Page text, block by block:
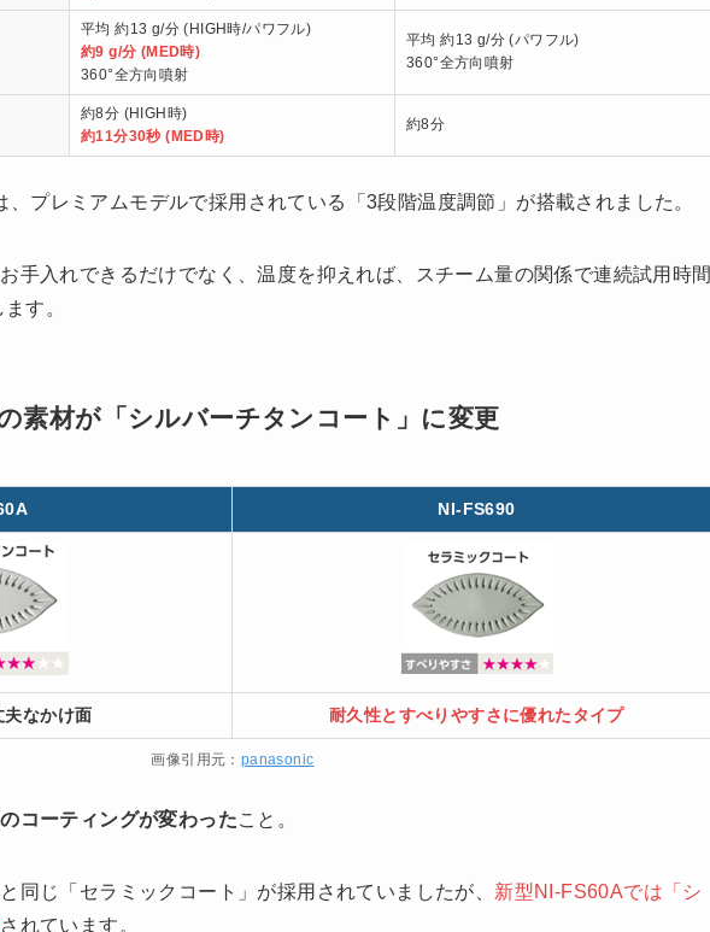
平均 約13 g/分 (HIGH時/パワフル)
約9 g/分 (MED時)
360°全方向噴射
平均 約13 g/分 (パワフル)
360°全方向噴射
約8分 (HIGH時)
約11分30秒 (MED時)
約8分
プレミアムモデルで採用されている「3段階温度調節」が搭載されました。
手入れできるだけでなく、温度を抑えれば、スチーム量の関係で連続試用時間
す。
素材が「シルバーチタンコート」に変更
NI-FS690
夫なかけ面 耐久性とすべりやすさに優れたタイプ
画像引用元： panasonic
コーティングが変わったこと。
同じ「セラミックコート」が採用されていましたが、 新型NI-FS60Aでは「シ
されています。